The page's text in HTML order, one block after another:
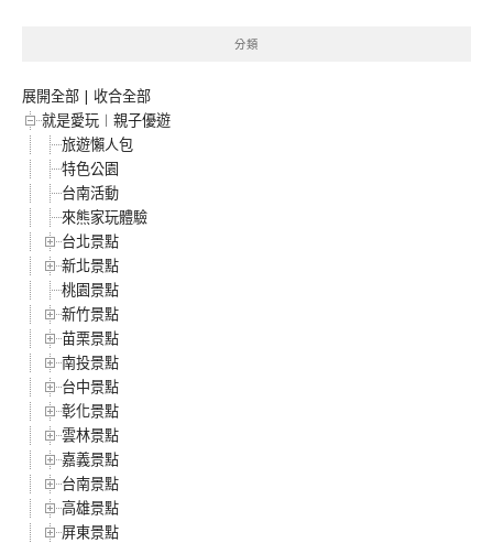
分類
展開全部 | 收合全部
就是愛玩︱親子優遊
旅遊懶人包
特色公園
台南活動
來熊家玩體驗
台北景點
新北景點
桃園景點
新竹景點
苗栗景點
南投景點
台中景點
彰化景點
雲林景點
嘉義景點
台南景點
高雄景點
屏東景點